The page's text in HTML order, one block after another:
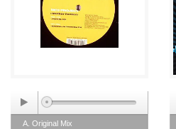
A. Original Mix